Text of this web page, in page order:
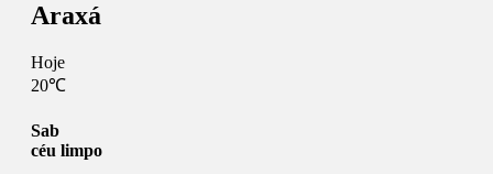
Araxá
Hoje
20℃
Sab
céu limpo